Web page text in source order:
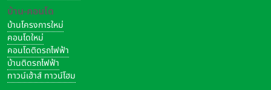
สำหรับหน้าจอของ
ละเอียด HD+ 720 x 1612 pixels (270 ppi) และกล้องหน้าแบบหยด
น้ำ ความละเอียด 8MP F2.0, (wide)
บ้าน-คอนโด
บ้านโครงการใหม่
คอนโดใหม่
คอนโดติดรถไฟฟ้า
บ้านติดรถไฟฟ้า
ทาวน์เฮ้าส์ ทาวน์โฮม